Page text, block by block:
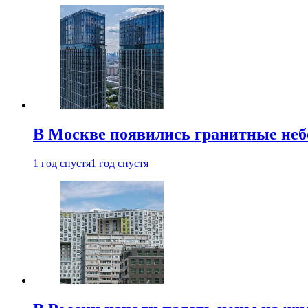
В Москве появились гранитные
1 год спустя1 год спустя